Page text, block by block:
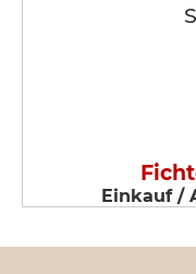
Einkauf /